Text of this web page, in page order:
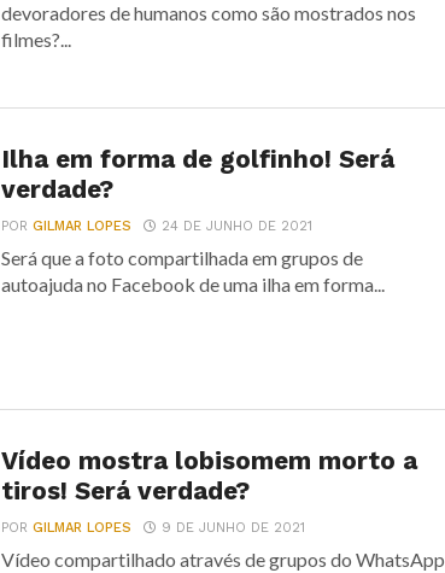
devoradores de humanos como são mostrados nos
filmes?...
Ilha em forma de golfinho! Será
verdade?
PORGILMAR LOPES 24 DE JUNHO DE 2021
Será que a foto compartilhada em grupos de
autoajuda no Facebook de uma ilha em forma...
Vídeo mostra lobisomem morto a
tiros! Será verdade?
PORGILMAR LOPES 9 DE JUNHO DE 2021
Vídeo compartilhado através de grupos do WhatsApp